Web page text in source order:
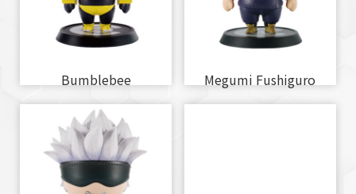
Bumblebee Megumi Fushiguro